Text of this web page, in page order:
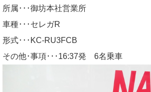
所属･･･御坊本社営業所
車種･･･セレガR
形式･･･KC-RU3FCB
その他･事項･･･16:37発 6名乗車